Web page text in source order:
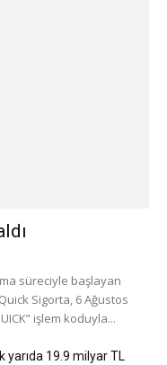
süreciyle başlayan
Sigorta, 6 Ağustos
işlem koduyla...
yarıda 19.9 milyar TL